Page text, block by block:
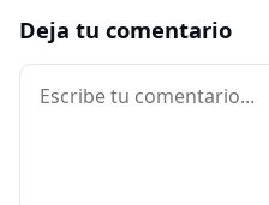
Deja tu comentario
Comentario